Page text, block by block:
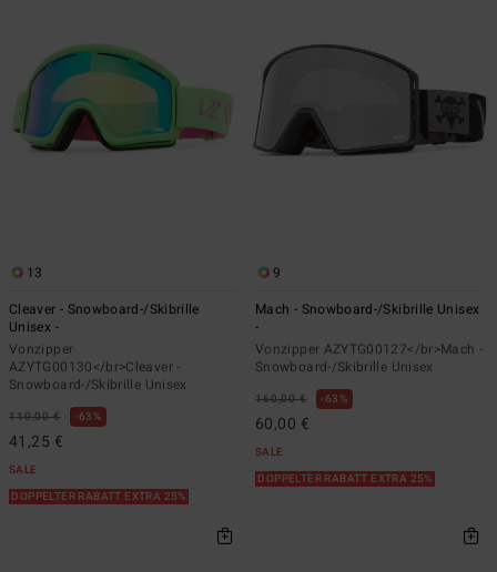
13
Cleaver - Snowboard-/Skibrille
Unisex -
Vonzipper
AZYTG00130</br>Cleaver -
Snowboard-/Skibrille Unisex
110,00 € 63%
41,25 €
SALE
DOPPELTER RABATT EXTRA 25%
9
Mach - Snowboard-/Skibrille Unisex
-
Vonzipper AZYTG00127</br>Mach -
Snowboard-/Skibrille Unisex
160,00 € 63%
60,00 €
SALE
DOPPELTER RABATT EXTRA 25%